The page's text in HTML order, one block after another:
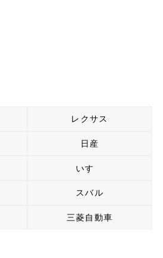
レクサス
日産
いすゞ
スバル
三菱自動車